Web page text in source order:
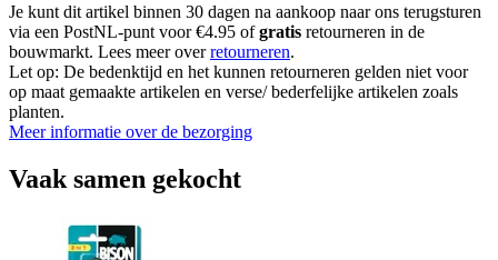
Je kunt dit artikel binnen 30 dagen na aankoop naar ons terugsturen
via een PostNL-punt voor €4.95 ofgratis retourneren in de
bouwmarkt. Lees meer overretourneren.
Let op: De bedenktijd en het kunnen retourneren gelden niet voor
op maat gemaakte artikelen en verse/ bederfelijke artikelen zoals
planten.
Meer informatie over de bezorging
Vaak samen gekocht